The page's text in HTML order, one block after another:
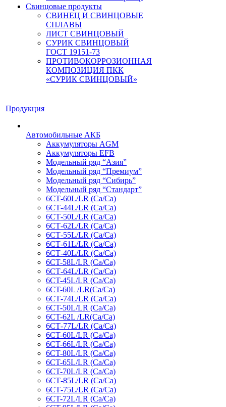
Свинцовые продукты
СВИНЕЦ И СВИНЦОВЫЕ
СПЛАВЫ
ЛИСТ СВИНЦОВЫЙ
СУРИК СВИНЦОВЫЙ
ГОСТ 19151-73
ПРОТИВОКОРРОЗИОННАЯ
КОМПОЗИЦИЯ ПКК
«СУРИК СВИНЦОВЫЙ»
Продукция
Автомобильные АКБ
Аккумуляторы AGM
Аккумуляторы EFB
Модельный ряд “Азия”
Модельный ряд “Премиум”
Модельный ряд “Сибирь”
Модельный ряд “Стандарт”
6СТ-60L/LR (Ca/Ca)
6СТ-44L/LR (Са/Са)
6СТ-50L/LR (Ca/Ca)
6СТ-62L/LR (Ca/Ca)
6СТ-55L/LR (Ca/Ca)
6СТ-61L/LR (Ca/Ca)
6СТ-40L/LR (Ca/Ca)
6CT-58L/LR (Ca/Ca)
6СТ-64L/LR (Ca/Ca)
6CT-45L/LR (Ca/Ca)
6CT-60L /LR(Ca/Ca)
6СТ-74L/LR (Са/Са)
6CT-50L/LR (Ca/Ca)
6CT-62L /LR(Ca/Ca)
6СТ-77L/LR (Ca/Ca)
6CT-60L/LR (Ca/Ca)
6CT-66L/LR (Ca/Ca)
6CT-80L/LR (Са/Са)
6CT-65L/LR (Ca/Ca)
6CT-70L/LR (Са/Са)
6СТ-85L/LR (Са/Са)
6СТ-75L/LR (Ca/Ca)
6CT-72L/LR (Ca/Ca)